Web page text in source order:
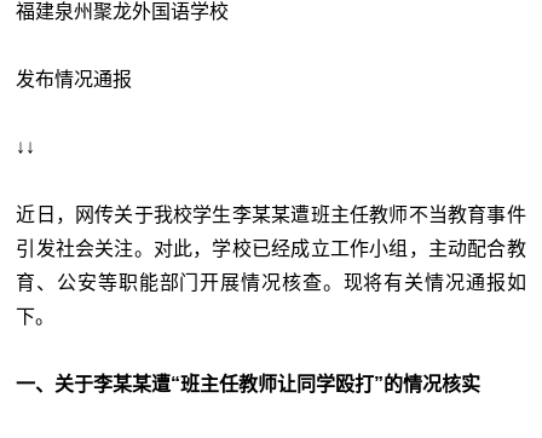
福建泉州聚龙外国语学校
发布情况通报
↓↓
近日，网传关于我校学生李某某遭班主任教师不当教育事件
引发社会关注。对此，学校已经成立工作小组，主动配合教
育、公安等职能部门开展情况核查。现将有关情况通报如
下。
一、关于李某某遭“班主任教师让同学殴打”的情况核实